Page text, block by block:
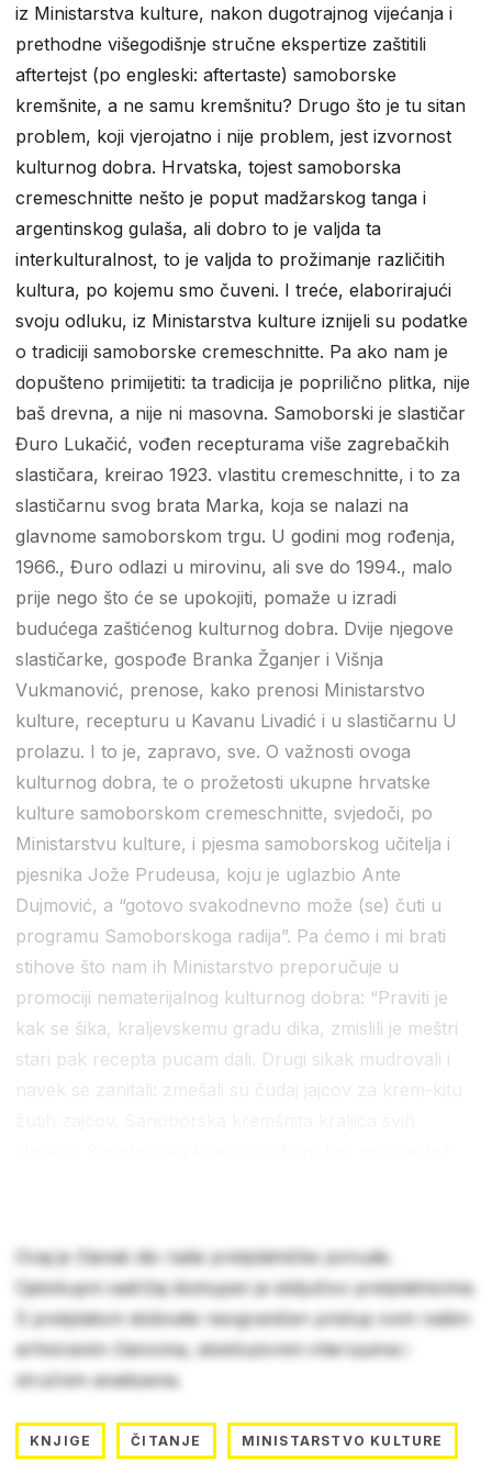
iz Ministarstva kulture, nakon dugotrajnog vijećanja i
prethodne višegodišnje stručne ekspertize zaštitili
aftertejst (po engleski: aftertaste) samoborske
kremšnite, a ne samu kremšnitu? Drugo što je tu sitan
problem, koji vjerojatno i nije problem, jest izvornost
kulturnog dobra. Hrvatska, tojest samoborska
cremeschnitte nešto je poput madžarskog tanga i
argentinskog gulaša, ali dobro to je valjda ta
interkulturalnost, to je valjda to prožimanje različitih
kultura, po kojemu smo čuveni. I treće, elaborirajući
svoju odluku, iz Ministarstva kulture iznijeli su podatke
o tradiciji samoborske cremeschnitte. Pa ako nam je
dopušteno primijetiti: ta tradicija je poprilično plitka, nije
baš drevna, a nije ni masovna. Samoborski je slastičar
Đuro Lukačić, vođen recepturama više zagrebačkih
slastičara, kreirao 1923. vlastitu cremeschnitte, i to za
slastičarnu svog brata Marka, koja se nalazi na
glavnome samoborskom trgu. U godini mog rođenja,
1966., Đuro odlazi u mirovinu, ali sve do 1994., malo
prije nego što će se upokojiti, pomaže u izradi
budućega zaštićenog kulturnog dobra. Dvije njegove
slastičarke, gospođe Branka Žganjer i Višnja
Vukmanović, prenose, kako prenosi Ministarstvo
kulture, recepturu u Kavanu Livadić i u slastičarnu U
prolazu. I to je, zapravo, sve. O važnosti ovoga
kulturnog dobra, te o prožetosti ukupne hrvatske
kulture samoborskom cremeschnitte, svjedoči, po
Ministarstvu kulture, i pjesma samoborskog učitelja i
pjesnika Jože Prudeusa, koju je uglazbio Ante
Dujmović, a “gotovo svakodnevno može (se) čuti u
programu Samoborskoga radija”. Pa ćemo i mi brati
stihove što nam ih Ministarstvo preporučuje u
promociji nematerijalnog kulturnog dobra: “Praviti je
kak se šika, kraljevskemu gradu dika, zmislili je meštri
stari pak recepta pucam dali. Drugi sikak mudrovali i
Ovaj je članak dio naše pretplatničke ponude.
Cjelokupni sadržaj dostupan je isključivo pretplatnicima.
S pretplatom dobivate neograničen pristup svim našim
arhiviranim člancima, ekskluzivnim intervjuima i
stručnim analizama.
KNJIGE ČITANJE MINISTARSTVO KULTURE